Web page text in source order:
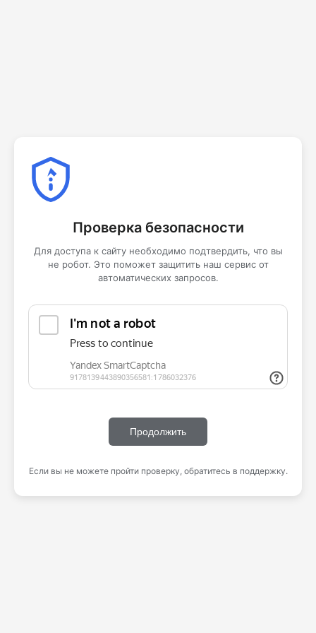
Проверка безопасности
Для доступа к сайту необходимо подтвердить, что вы
не робот. Это поможет защитить наш сервис от
автоматических запросов.
Продолжить
Если вы не можете пройти проверку, обратитесь в поддержку.